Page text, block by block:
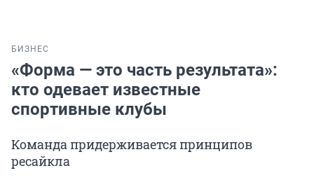
БИЗНЕС
«Форма — это часть результата»:
кто одевает известные
спортивные клубы
Команда придерживается принципов
ресайкла